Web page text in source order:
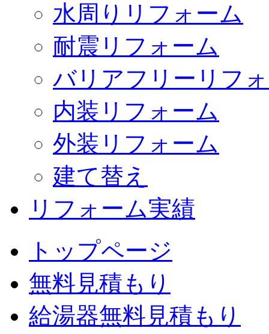
水周りリフォーム
耐震リフォーム
バリアフリーリフ
内装リフォーム
外装リフォーム
建て替え
リフォーム実績
トップページ
無料見積もり
給湯器無料見積もり